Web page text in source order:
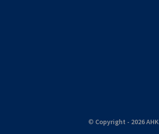
© Copyright - 2026 AHK